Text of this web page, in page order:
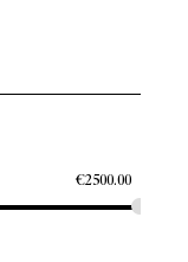
€2500.00